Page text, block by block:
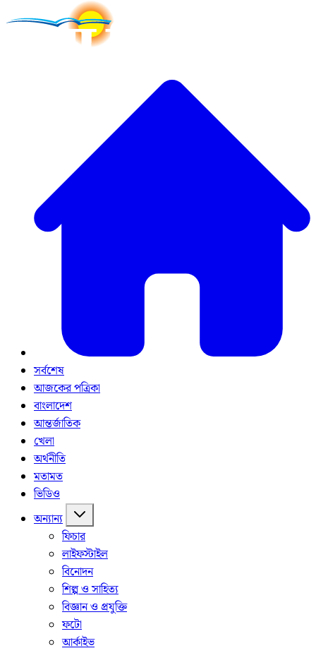
সর্বশেষ
আজকের পত্রিকা
বাংলাদেশ
আন্তর্জাতিক
খেলা
অর্থনীতি
মতামত
ভিডিও
অন্যান্য
ফিচার
লাইফস্টাইল
বিনোদন
শিল্প ও সাহিত্য
বিজ্ঞান ও প্রযুক্তি
ফটো
আর্কাইভ